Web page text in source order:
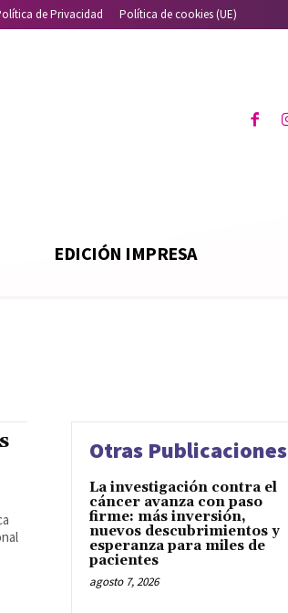
de Privacidad Política de cookies (UE)
EDICIÓN IMPRESA
Otras Publicaciones
La investigación contra el
cáncer avanza con paso
firme: más inversión,
nuevos descubrimientos y
esperanza para miles de
pacientes
agosto 7, 2026